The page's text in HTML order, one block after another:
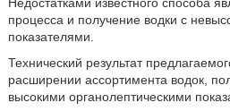
Недостатками известного способа
процесса и получение водки с
показателями.
Технический результат
расширении ассортимента водок,
высокими органолептическими